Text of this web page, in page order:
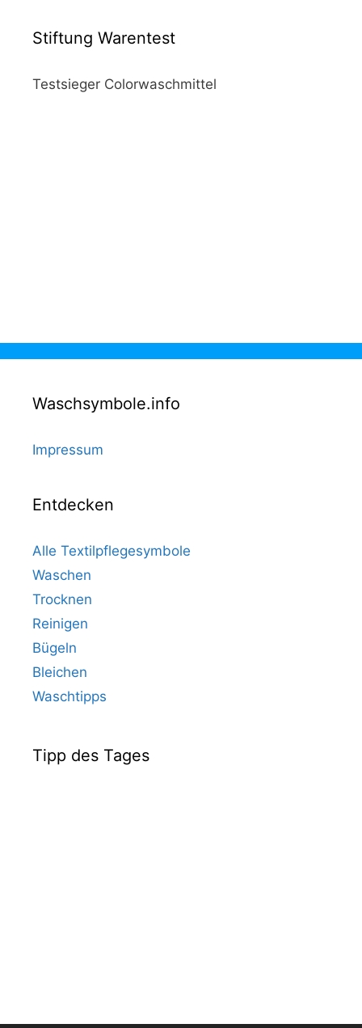
Stiftung Warentest
Testsieger Colorwaschmittel
Waschsymbole.info
Impressum
Entdecken
Alle Textilpflegesymbole
Waschen
Trocknen
Reinigen
Bügeln
Bleichen
Waschtipps
Tipp des Tages